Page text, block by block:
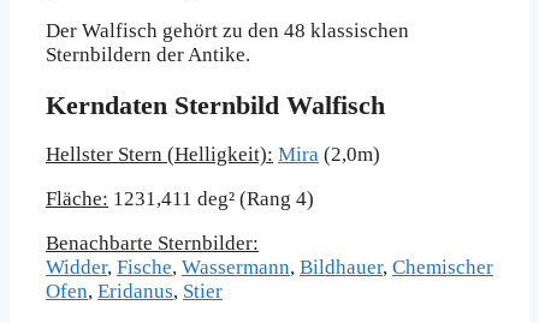
Der Walfisch gehört zu den 48 klassischen
Sternbildern der Antike.
Kerndaten Sternbild Walfisch
Hellster Stern (Helligkeit): Mira (2,0m)
Fläche: 1231,411 deg² (Rang 4)
Benachbarte Sternbilder:
Widder, Fische, Wassermann, Bildhauer, Chemischer
Ofen, Eridanus, Stier